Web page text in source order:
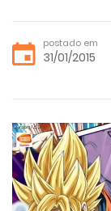
postado em
31/01/2015